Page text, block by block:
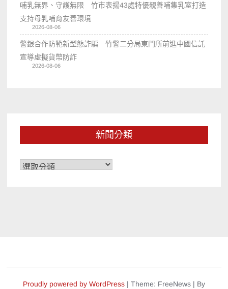
哺乳無界、守護無限 竹市表揚43處特優親善哺集乳室打造
支持母乳哺育友善環境
2026-08-06
警銀合作防範新型態詐騙 竹警二分局東門所前進中國信託
宣導虛擬貨幣防詐
2026-08-06
新聞分類
新
Proudly powered by WordPress | Theme: FreeNews | By